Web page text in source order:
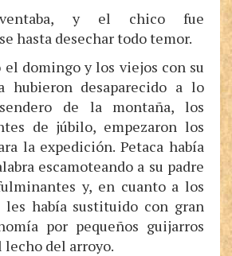
y el chico fue
hasta desechar todo temor.
domingo y los viejos con su
hubieron desaparecido a lo
de la montaña, los
de júbilo, empezaron los
la expedición. Petaca había
escamoteando a su padre
y, en cuanto a los
les había sustituido con gran
por pequeños guijarros
lecho del arroyo.